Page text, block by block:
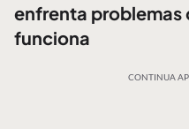
enfrenta problemas
funciona
CONTINUA